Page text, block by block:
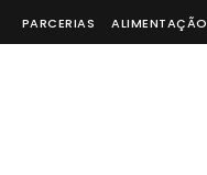
PARCERIAS ALIMENTAÇÃO